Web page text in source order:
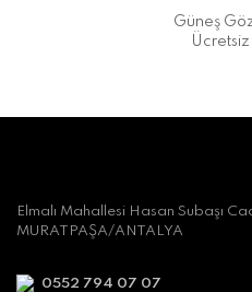
Güneş
Ücretsiz
Elmalı Mahallesi Hasan Subaşı
MURATPAŞA/ANTALYA
0552 794 07 07